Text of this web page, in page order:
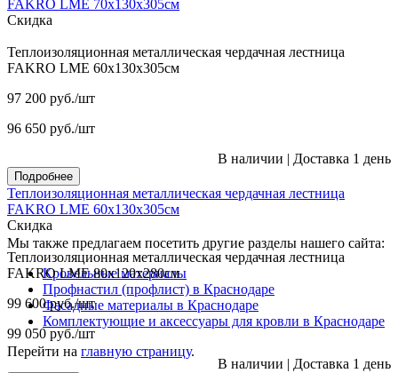
Мы также предлагаем посетить другие разделы нашего сайта:
Кровельные материалы
Профнастил (профлист) в Краснодаре
Фасадные материалы в Краснодаре
Комплектующие и аксессуары для кровли в Краснодаре
Перейти на главную страницу.
FAKRO LME 70х130х305см
Скидка
Теплоизоляционная металлическая чердачная лестница
FAKRO LME 60х130х305см
97 200 руб./шт
96 650 руб./шт
В наличии | Доставка 1 день
Подробнее
Теплоизоляционная металлическая чердачная лестница
FAKRO LME 60х130х305см
Скидка
Теплоизоляционная металлическая чердачная лестница
FAKRO LME 80х120х280см
99 600руб./шт
99 050 руб./шт
В наличии | Доставка 1 день